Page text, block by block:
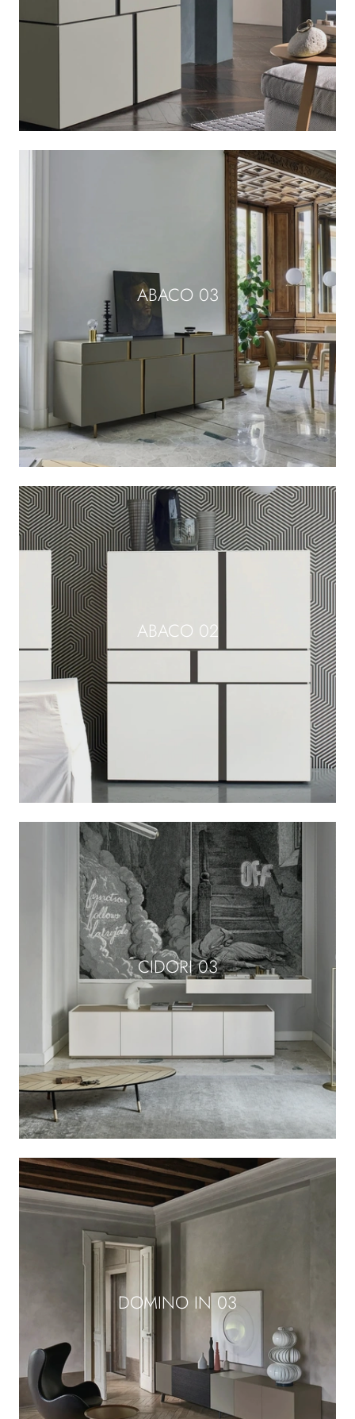
ABACO 03
ABACO 02
CIDORI 03
DOMINO IN 03